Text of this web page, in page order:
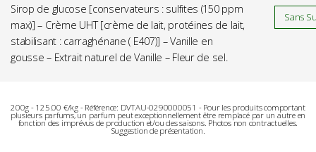
Sirop de glucose [conservateurs : sulfites (150 ppm
max)] – Crème UHT [crème de lait, protéines de lait,
stabilisant : carraghénane ( E407)] – Vanille en
gousse – Extrait naturel de Vanille – Fleur de sel.
Sans
200g - 125.00 €/kg - Référence: DVTAU-0290000051 - Pour les produits comportant
plusieurs parfums, un parfum peut exceptionnellement être remplacé par un autre en
fonction des imprévus de production et/ou des saisons. Photos non contractuelles.
Suggestion de présentation.